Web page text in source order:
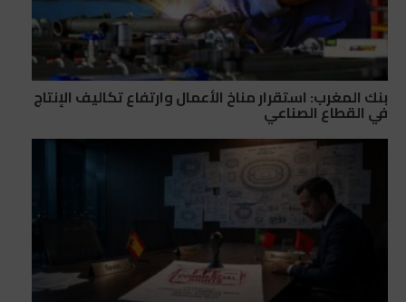
بنك المغرب: استقرار مناخ الأعمال وارتفاع تكاليف الإنتاج
في القطاع الصناعي